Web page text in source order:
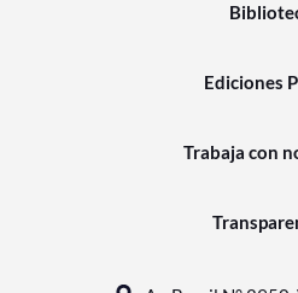
Ediciones
Trabaja con